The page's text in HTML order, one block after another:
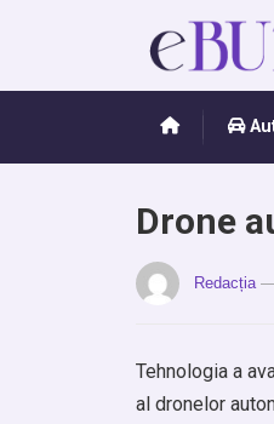
Drone
Redacția —
Tehnologia a
al dronelor